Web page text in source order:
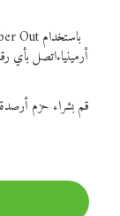
أرمينيا.
قم بشراء حزم